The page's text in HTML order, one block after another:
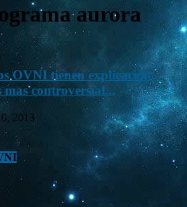
aurora
OVNI tienen explicación,
mas controversial...
2013